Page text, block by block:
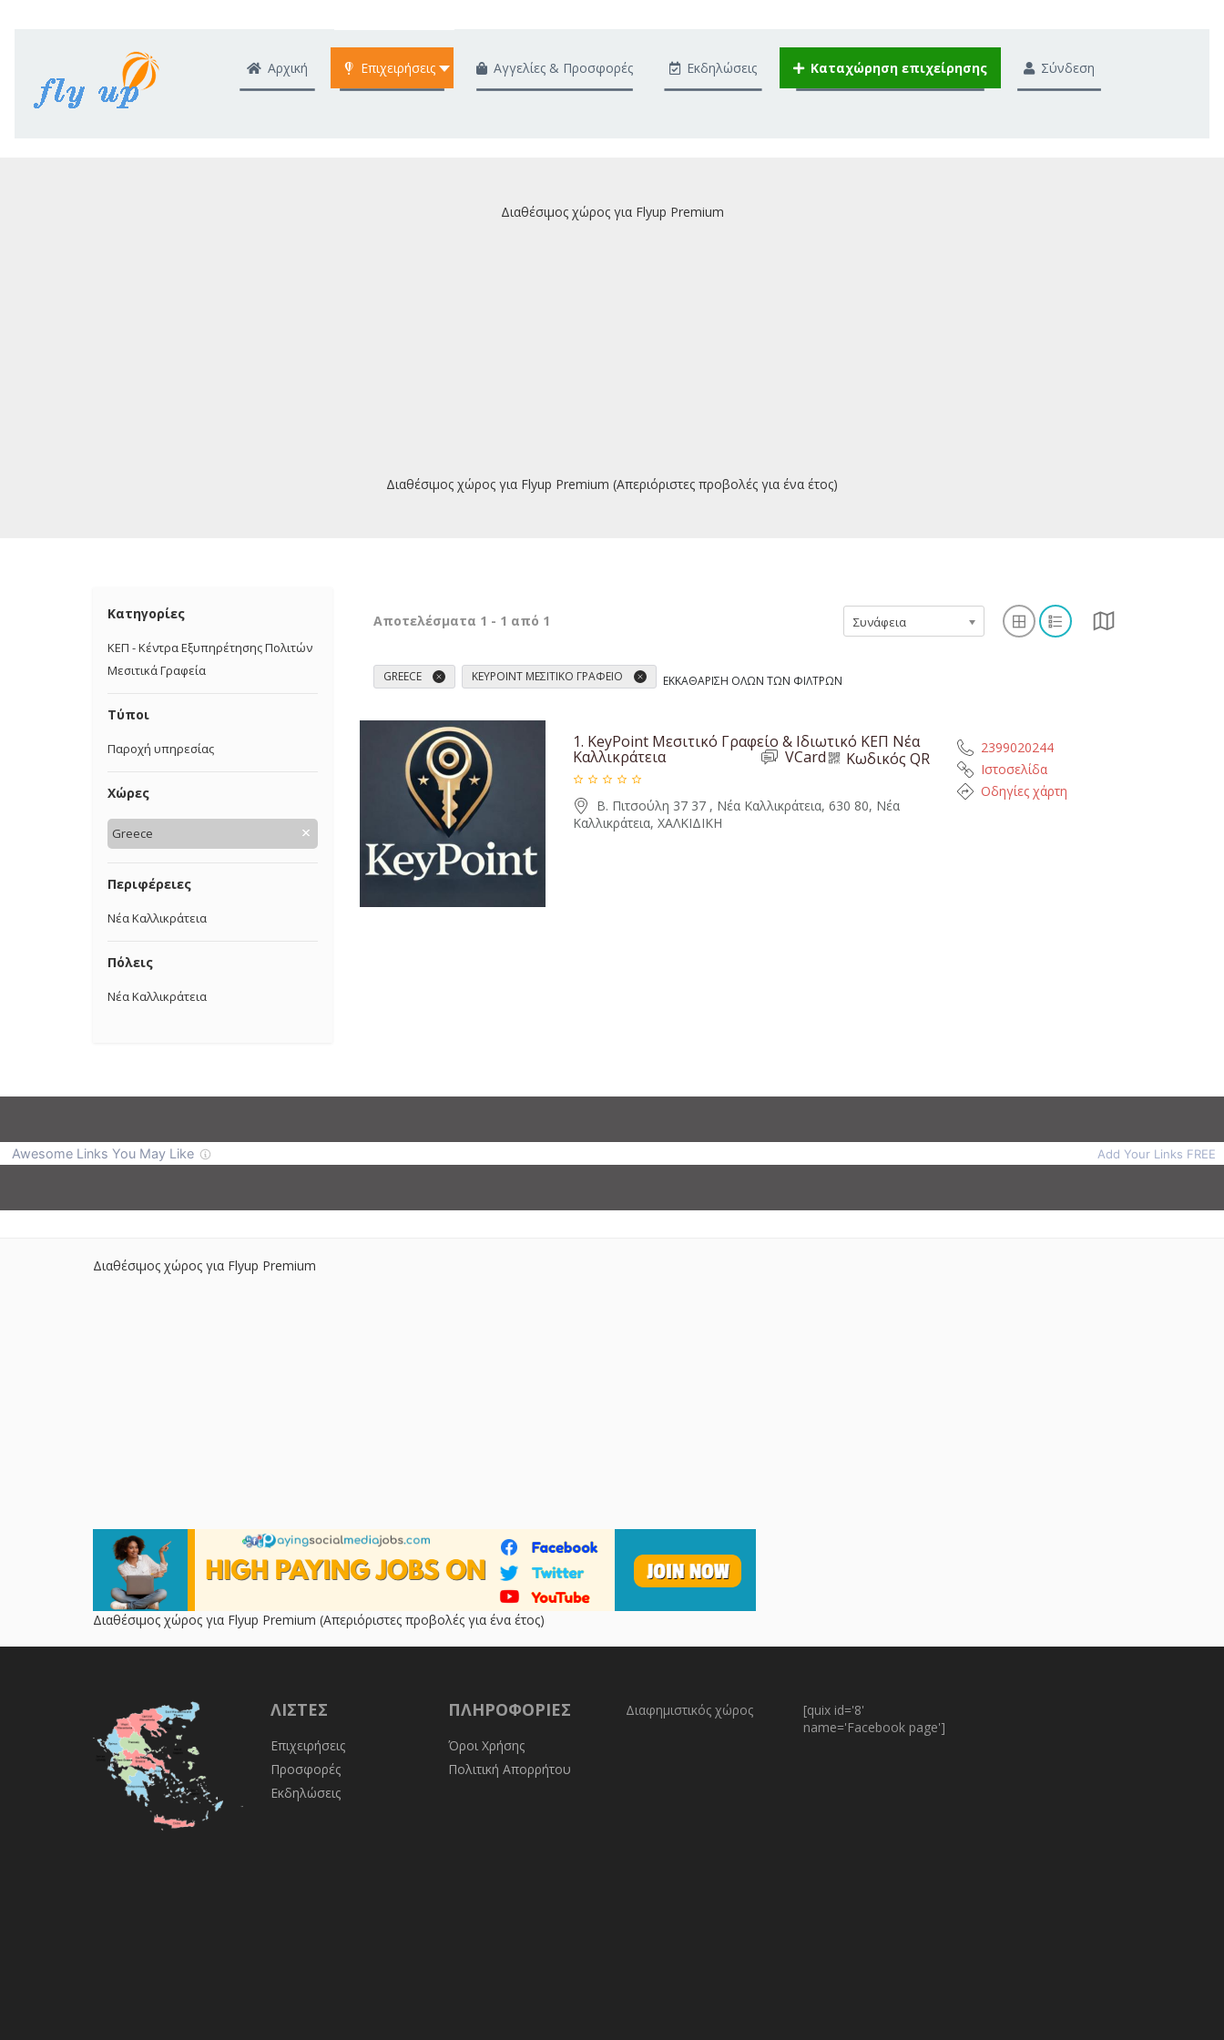
Αρχική Επιχειρήσεις Αγγελίες & Προσφορές Εκδηλώσεις Καταχώρηση επιχείρησης Σύνδεση
Διαθέσιμος χώρος για Flyup Premium
Διαθέσιμος χώρος για Flyup Premium (Απεριόριστες προβολές για ένα έτος)
Κατηγορίες
ΚΕΠ - Κέντρα Εξυπηρέτησης Πολιτών
Μεσιτικά Γραφεία
Τύποι
Παροχή υπηρεσίας
Χώρες
Greece
Περιφέρειες
Νέα Καλλικράτεια
Πόλεις
Νέα Καλλικράτεια
Αποτελέσματα 1 - 1 από 1 Συνάφεια
GREECE KEYPOINT ΜΕΣΙΤΙΚΌ ΓΡΑΦΕΊΟ ΕΚΚΑΘΆΡΙΣΗ ΌΛΩΝ ΤΩΝ ΦΊΛΤΡΩΝ
1. KeyPoint Μεσιτικό Γραφείο & Ιδιωτικό ΚΕΠ Νέα
Καλλικράτεια Κωδικός QR
VCard
Β. Πιτσούλη 37 37 , Νέα Καλλικράτεια, 630 80, Νέα
Καλλικράτεια, ΧΑΛΚΙΔΙΚΗ
2399020244
Ιστοσελίδα
Οδηγίες χάρτη
Διαθέσιμος χώρος για Flyup Premium
Διαθέσιμος χώρος για Flyup Premium (Απεριόριστες προβολές για ένα έτος)
ΛΊΣΤΕΣ
Επιχειρήσεις
Προσφορές
Εκδηλώσεις
ΠΛΗΡΟΦΟΡΊΕΣ
Όροι Χρήσης
Πολιτική Απορρήτου
Διαφημιστικός χώρος
[quix id='8'
name='Facebook page']